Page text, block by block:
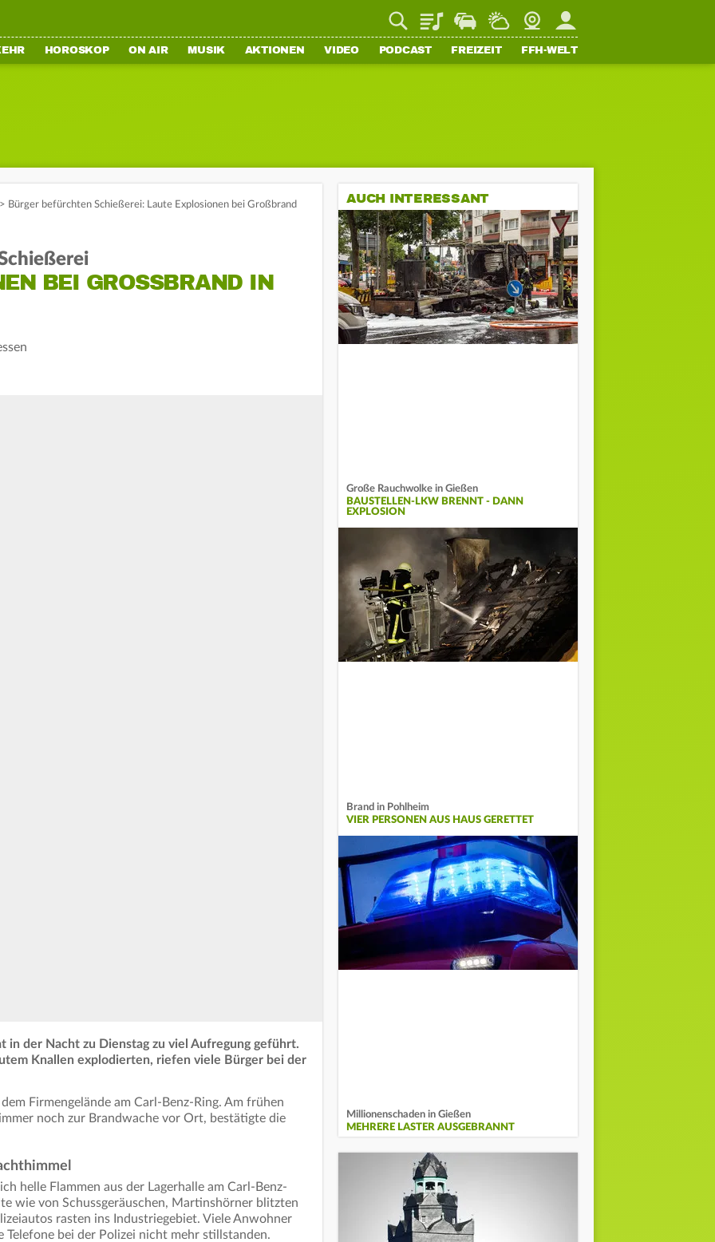
PlaylistStaupilotWetterWebcamMein FFH
HOROSKOP ON AIR MUSIK AKTIONEN VIDEO PODCAST FREIZEIT FFH-WELT
> Bürger befürchten Schießerei: Laute Explosionen bei Großbrand
BEI GROSSBRAND IN L
in der Nacht zu Dienstag zu viel Aufregung geführt.
Knallen explodierten, riefen viele Bürger bei der
Firmengelände am Carl-Benz-Ring. Am frühen
noch zur Brandwache vor Ort, bestätigte die
helle Flammen aus der Lagerhalle am Carl-Benz-
wie von Schussgeräuschen, Martinshörner blitzten
rasten ins Industriegebiet. Viele Anwohner
Telefone bei der Polizei nicht mehr stillstanden.
AUCH INTERESSANT
Große Rauchwolke in Gießen
BAUSTELLEN-LKW BRENNT - DANN
EXPLOSION
Brand in Pohlheim
VIER PERSONEN AUS HAUS GERETTET
Millionenschaden in Gießen
MEHRERE LASTER AUSGEBRANNT